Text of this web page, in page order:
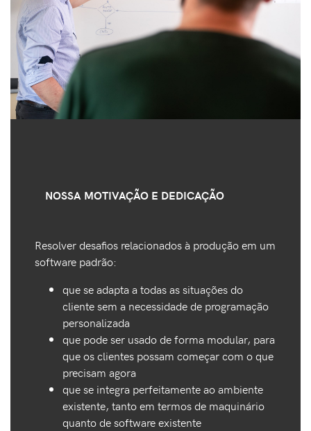
NOSSA MOTIVAÇÃO E DEDICAÇÃO
Resolver desafios relacionados à produção em um
software padrão:
que se adapta a todas as situações do
cliente sem a necessidade de programação
personalizada
que pode ser usado de forma modular, para
que os clientes possam começar com o que
precisam agora
que se integra perfeitamente ao ambiente
existente, tanto em termos de maquinário
quanto de software existente